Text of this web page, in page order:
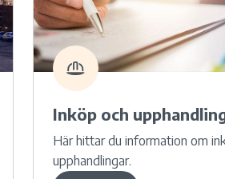
Inköp och
Här hittar du information om
upphandlingar.